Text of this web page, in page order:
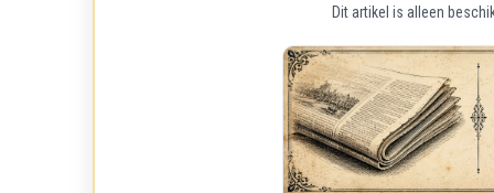
Dit artikel is alleen